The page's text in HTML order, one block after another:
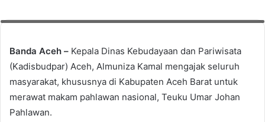
Banda Aceh – Kepala Dinas Kebudayaan dan Pariwisata
(Kadisbudpar) Aceh, Almuniza Kamal mengajak seluruh
masyarakat, khususnya di Kabupaten Aceh Barat untuk
merawat makam pahlawan nasional, Teuku Umar Johan
Pahlawan.